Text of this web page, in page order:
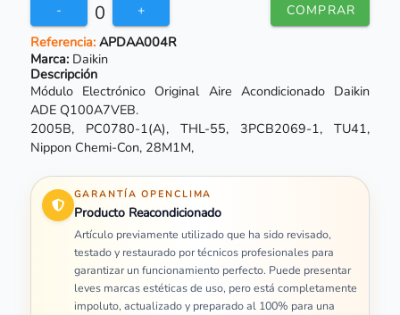
- 0 + COMPRAR
Referencia:APDAA004R
Marca: Daikin
Descripción
Módulo Electrónico Original Aire Acondicionado Daikin
ADE Q100A7VEB.
2005B, PC0780-1(A), THL-55, 3PCB2069-1, TU41,
Nippon Chemi-Con, 28M1M,
GARANTÍA OPENCLIMA
Producto Reacondicionado
Artículo previamente utilizado que ha sido revisado,
testado y restaurado por técnicos profesionales para
garantizar un funcionamiento perfecto. Puede presentar
leves marcas estéticas de uso, pero está completamente
impoluto, actualizado y preparado al 100% para una